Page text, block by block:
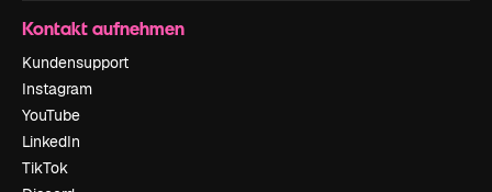
Kontakt aufnehmen
Kundensupport
Instagram
YouTube
LinkedIn
TikTok